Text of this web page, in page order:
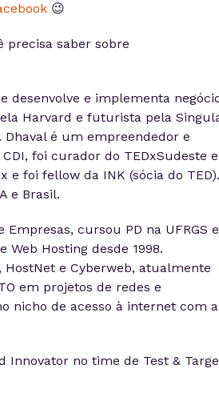
😉
precisa saber sobre
desenvolve e implementa
Harvard e futurista pela
Dhaval é um empreendedor e
foi curador do TEDxSudeste e
e foi fellow da INK (sócia do
e Brasil.
cursou PD na UFRGS e
Web Hosting desde 1998.
e Cyberweb, atualmente
em projetos de redes e
nicho de acesso à internet com a
Innovator no time de Test &